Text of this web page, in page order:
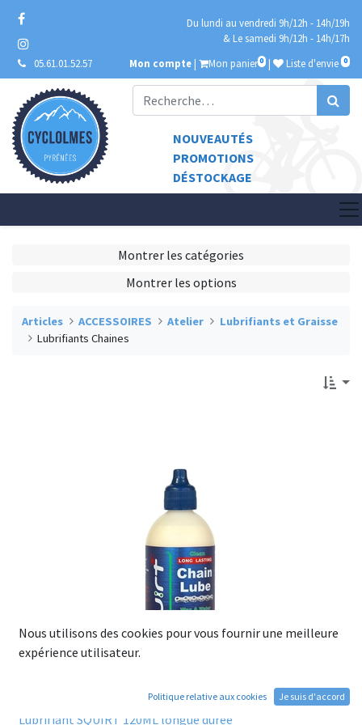
Du lundi au vendredi 9h/12h - 14h/19h
& Le samedi 9h/12h - 14h/17h
05.61.01.52.57
Mon compte | Mon panier 0 | Liste d'envie 0
NOUVEAUTÉS
PROMOTIONS
DÉSTOCKAGE
Montrer les catégories
Montrer les options
Articles ACCESSOIRES Atelier
Lubrifiants et Graisse
Lubrifiants Chaines
Lubrifiant SQUIRT 120ML longue durée
Nous utilisons des cookies pour vous fournir une meilleure
expérience utilisateur.
Politique relative aux cookies Je suis d'accord